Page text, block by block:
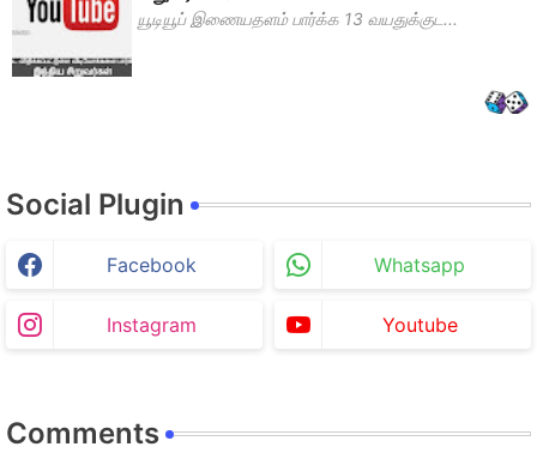
யூடியூப் இணையதளம் பார்க்க 13 வயதுக்குட...
Social Plugin
Facebook Whatsapp
Instagram Youtube
Comments